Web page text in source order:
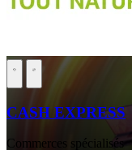
CASH EXPRESS
Commerces spécialisés